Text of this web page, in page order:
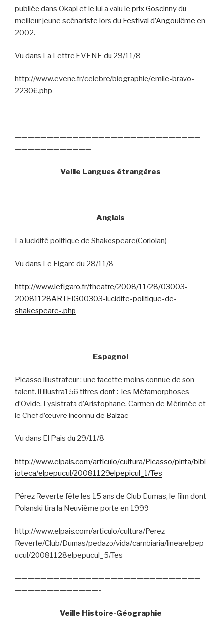
publiée dans Okapi et le lui a valu le prix Goscinnydu
meilleur jeune scénariste lors du Festival d’Angoulême en
2002.
Vu dans La Lettre EVENE du 29/11/8
http://www.evene.fr/celebre/biographie/emile-bravo-
22306.php
—————————————————————————————
————————————
Veille Langues étrangères
Anglais
La lucidité politique de Shakespeare(Coriolan)
Vu dans Le Figaro du 28/11/8
http://www.lefigaro.fr/theatre/2008/11/28/03003-
20081128ARTFIG00303-lucidite-politique-de-
shakespeare-.php
Espagnol
Picasso illustrateur : une facette moins connue de son
talent. Il illustra156 titres dont : les Métamorphoses
d’Ovide, Lysistrata d’Aristophane, Carmen de Mérimée et
le Chef d’œuvre inconnu de Balzac
Vu dans El Pais du 29/11/8
http://www.elpais.com/articulo/cultura/Picasso/pinta/bibl
ioteca/elpepucul/20081129elpepicul_1/Tes
Pérez Reverte fête les 15 ans de Club Dumas, le film dont
Polanski tira la Neuvième porte en 1999
http://www.elpais.com/articulo/cultura/Perez-
Reverte/Club/Dumas/pedazo/vida/cambiaria/linea/elpep
ucul/20081128elpepucul_5/Tes
—————————————————————————————
—————————————-
Veille Histoire-Géographie